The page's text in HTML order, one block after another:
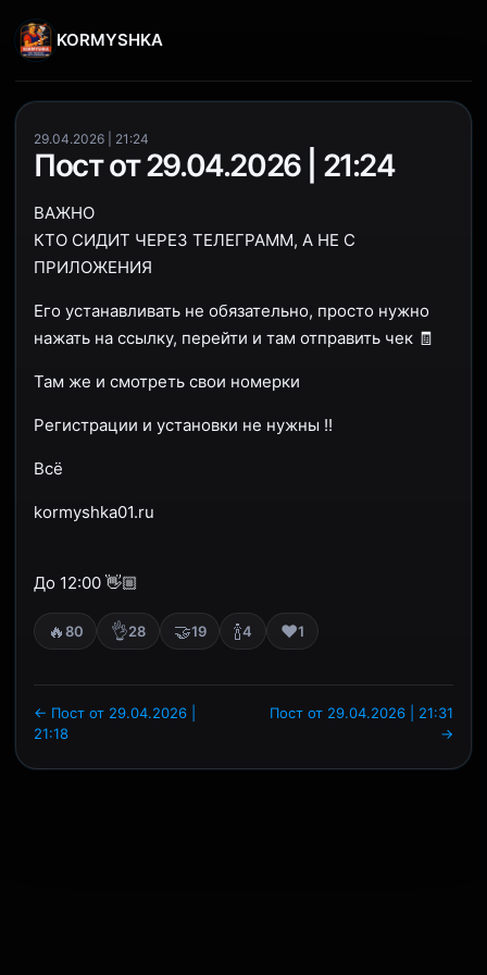
KORMYSHKA
29.04.2026 | 21:24
Пост от 29.04.2026 | 21:24
ВАЖНО
КТО СИДИТ ЧЕРЕЗ ТЕЛЕГРАММ, А НЕ С
ПРИЛОЖЕНИЯ
Его устанавливать не обязательно, просто нужно
нажать на ссылку, перейти и там отправить чек 🧾
Там же и смотреть свои номерки
Регистрации и установки не нужны !!
Всё
kormyshka01.ru
До 12:00 👋🏼
🔥80 👌28 🤝19 🍾4 ❤️1
← Пост от 29.04.2026 |
21:18
Пост от 29.04.2026 | 21:31
→